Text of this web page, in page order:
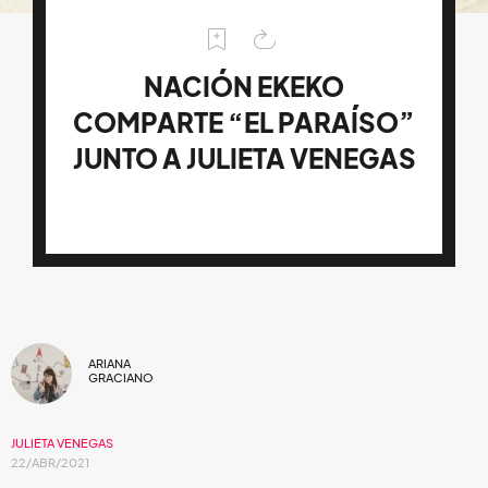
NACIÓN EKEKO
COMPARTE “EL PARAÍSO”
JUNTO A JULIETA VENEGAS
ARIANA
GRACIANO
JULIETA VENEGAS
22/ABR/2021